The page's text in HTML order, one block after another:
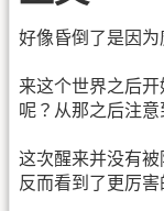
好像昏倒了是因
来这个世界之后
呢？从那之后注
这次醒来并没有
反而看到了更厉害